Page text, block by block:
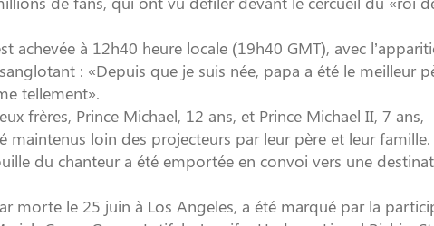
achevée à 12h40 heure locale (19h40 GMT), avec
: «Depuis que je suis née, papa a été le meilleur
tellement».
frères, Prince Michael, 12 ans, et Prince Michael II, 7 ans,
loin des projecteurs par leur père et leur famille.
du chanteur a été emportée en convoi vers une
morte le 25 juin à Los Angeles, a été marqué par la